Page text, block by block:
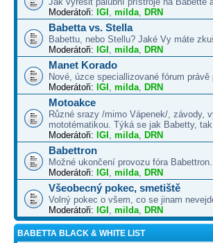
Moderátoři: IGI , milda, DRN
Babetta vs. Stella
Babettu, nebo Stellu? Jaké Vy máte
Moderátoři: IGI , milda, DRN
Manet Korado
Nové, úzce speciallizované fórum
Moderátoři: IGI , milda, DRN
Motoakce
Různé srazy /mimo Vápenek/, závody,
mototématikou. Týká se jak Babetty,
Moderátoři: IGI , milda, DRN
Babettron
Možné ukončení provozu fóra
Moderátoři: IGI , milda, DRN
Všeobecný pokec, smetiště
Volný pokec o všem, co se jinam
Moderátoři: IGI , milda, DRN
BABETTA BLACK & WHITE LIST